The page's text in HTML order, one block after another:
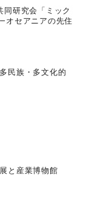
同研究会「ミック
オセアニアの先住
民族・多文化的
と産業博物館